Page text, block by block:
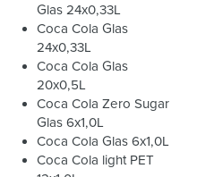
Glas 24x0,33L
Coca Cola Glas
24x0,33L
Coca Cola Glas
20x0,5L
Coca Cola Zero Sugar
Glas 6x1,0L
Coca Cola Glas 6x1,0L
Coca Cola light PET